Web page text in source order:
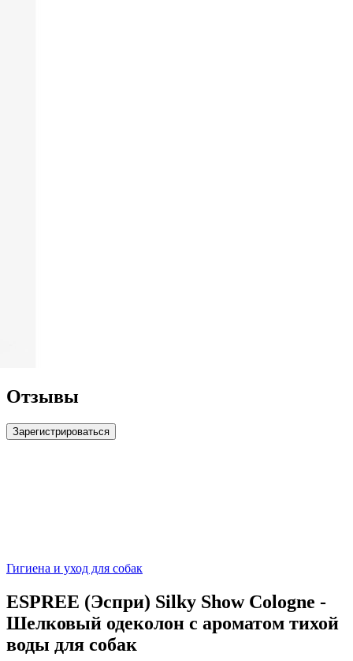
Отзывы
Зарегистрироваться
Гигиена и уход для собак
ESPREE (Эспри) Silky Show Cologne -
Шелковый одеколон с ароматом тихой
воды для собак